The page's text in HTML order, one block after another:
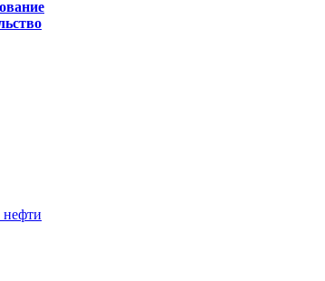
нефти